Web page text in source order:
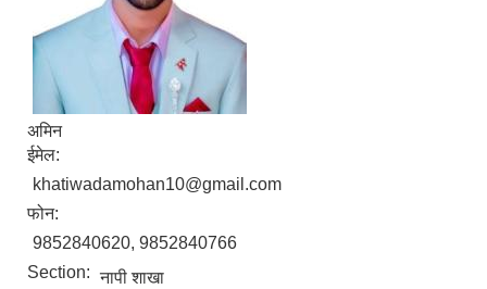
अमिन
ईमेल:
khatiwadamohan10@gmail.com
फोन:
9852840620, 9852840766
Section: नापी शाखा